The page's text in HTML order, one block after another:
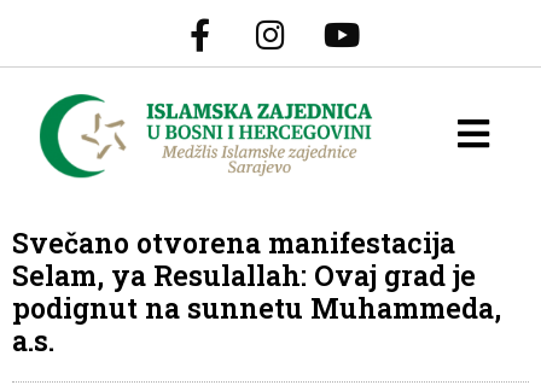
Svečano otvorena manifestacija
Selam, ya Resulallah: Ovaj grad je
podignut na sunnetu Muhammeda,
a.s.